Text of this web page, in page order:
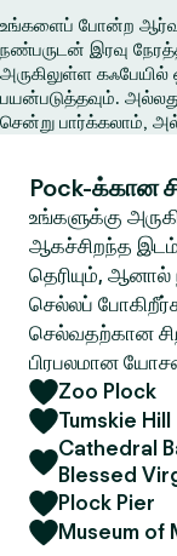
உங்களைப் போன்ற
நண்பருடன் இரவு
அருகிலுள்ள
பயன்படுத்தவும்.
சென்று பார்க்கலாம்,
Pock-க்கான
உங்களுக்கு
ஆகச்சிறந்த
தெரியும்,
செல்லப்
செல்வதற்கான
பிரபலமான
Zoo Plock
Tumskie Hill
Cathedral
Blessed
Plock Pier
Museum of